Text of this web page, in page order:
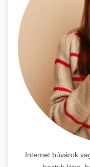
Internet búvárok